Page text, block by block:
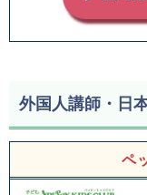
外国人講師・日
ペ